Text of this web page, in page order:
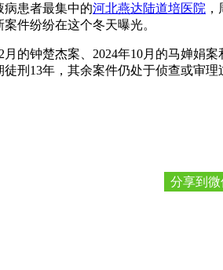
患者最集中的河北燕达陆道培医院
件纷纷在这个冬天曝光。
钟楚杰案、2024年10月的马婵娟案
刑13年，其余案件仍处于侦查或审理
分享到微